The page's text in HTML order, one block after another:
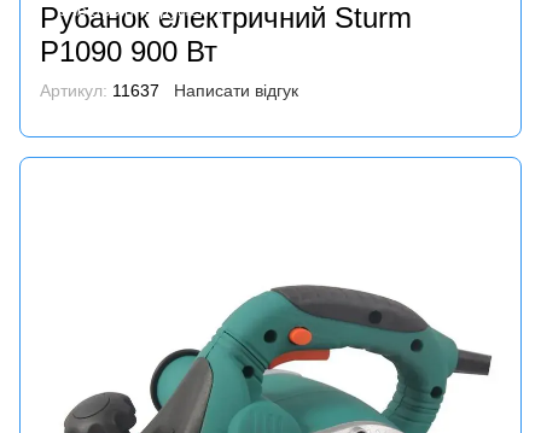
Рубанок електричний Sturm
P1090 900 Вт
Артикул: 11637 Написати відгук